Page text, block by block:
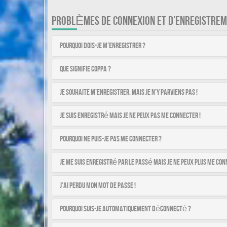
PROBLÈMES DE CONNEXION ET
Pourquoi dois-je m’enregistrer ?
Que signifie COPPA ?
Je souhaite m’enregistrer, mais je n’y parviens pas !
Je suis enregistré mais je ne peux pas me connecter !
Pourquoi ne puis-je pas me connecter ?
Je me suis enregistré par le passé mais je ne peux plus me
J’ai perdu mon mot de passe !
Pourquoi suis-je automatiquement déconnecté ?